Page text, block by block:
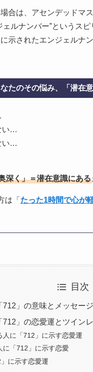
合は、アセンデッドマ
ルナンバー”というス
示されたエンジェルナ
たのその悩み、「潜在
い…
い…
深く」＝潜在意識にある
は「 たった1時間で心が
目次
」の意味とメッセージ
」の恋愛運とツイン
に「712」に示す恋愛運
に「712」に示す恋愛
に示す恋愛運